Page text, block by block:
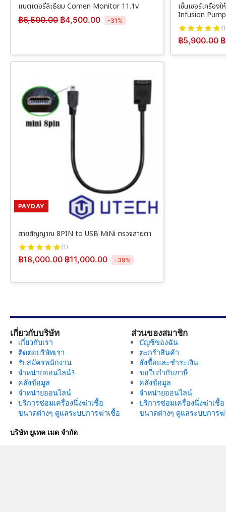
แบตเตอรี่ลิเธียม Comen Monitor 11.1v
฿6,500.00 ฿4,500.00 -31%
เซ็นเซอร์เครื่อง
Infusion Pump
฿5,900.00 ฿
PAYDAY
สายสัญญาณ 8PIN to USB MiNi ตรวจสายตา
(1)
฿18,000.00 ฿11,000.00 -39%
เกี่ยวกับบริษัท
เกี่ยวกับเรา
ติดต่อบริษัทเรา
รับสมัครพนักงาน
จำหน่ายออนไลน์3
คลังข้อมูล
จำหน่ายออนไลน์
บริการซ่อมเครื่องนึ่งฆ่าเชื้อ
ขนาดต่างๆ ดูแลระบบการฆ่าเชื้อ
ส่วนของสมาชิก
บัญชีของฉัน
ตะกร้าสินค้า
สั่งซื้อและชำระเงิน
ขอใบกำกับภาษี
คลังข้อมูล
จำหน่ายออนไลน์
บริการซ่อมเครื่องนึ่งฆ่าเชื้อ
ขนาดต่างๆ ดูแลระบบการฆ่
บริษัท ยูเทค เมด จำกัด